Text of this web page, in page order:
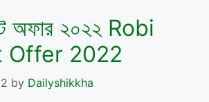
অফার ২০২২ Robi
Offer 2022
by Dailyshikkha